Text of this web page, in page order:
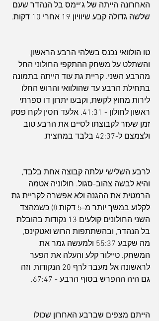
האחרונה הייתה של ג'יימס בל הנהדר שעם
שלשה גדולה קבע שיוויון 19 אחרי 10 דקות.
טו הולוואי נכנס בשלהי הרבע הראשון,
והשתלט על משחק ההתקפי החולוני החל
מהרבע השני. קריית גת עוד הייתה בתמונה
בתחילת הרבע עד שהולוואי והרוש החלו
לירות מחוץ לקשת, וקבעו יתרון דו ספרתי
ראשון לחולון - 41:31. אלעד חסין לקח פסק
זמן שעזר לקבוצתו לסיים את הרבע טוב
ולצמצם ל-42:37 בלבד במחצית.
לרבע השלישי עלתה קבוצה אחת בלבד,
והיא לבשה צהוב-סגול. חולוניה אטמה
הרמטית את ההגנה ולא אפשרה לקריית גת
לקלוע במשך יותר מ-5 דקות (!) כשמהצד
השני החולונים קולעים 13 נקודות בהובלת
בל הנהדר, ובהשתתפות הרוש ואטקינס,
מה שקבע 55:37 ולמעשה גמר את
המשחק. טיילור קלע והעלה את הפער
לראשונה אל מעבר לרף 20 הנקודות, וזה
גם היה ההפרש בסוף הרבע - 67:47.
הייתם מצפים שברבע האחרון שכולו